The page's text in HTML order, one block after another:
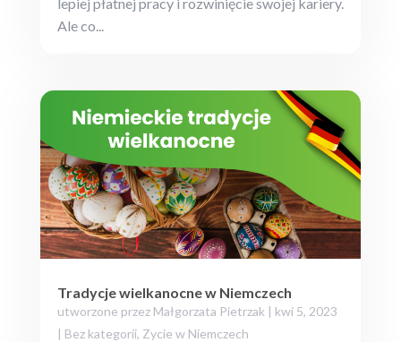
Ale co...
Tradycje wielkanocne w Niemczech
utworzone przez Małgorzata Pietrzak | kwi 5, 2023
| Bez kategorii, Zycie w Niemczech